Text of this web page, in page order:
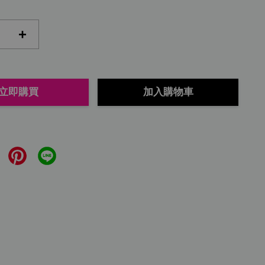
+
即購買 加入購物車